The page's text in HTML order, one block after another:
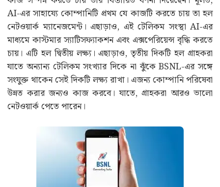
AI-এর সাহায্যে কোম্পানিটি প্রথম যে কাজটি করতে চায় তা হল
নেটওয়ার্ক ম্যানেজমেন্ট। এছাড়াও, এই টেলিকম সংস্থা AI-এর
মাধ্যমে কাস্টমার স্যাটিসফ্যাকশন এবং এক্সপেরিয়েন্স বৃদ্ধি করতে
চায়। এটি হল দ্বিতীয় লক্ষ্য। এছাড়াও, তৃতীয় দিকটি হল গ্রাহকরা
যাতে অন্যান্য টেলিকম সংখ্যার দিকে না ঝুঁকে BSNL-এর সঙ্গে
সংযুক্ত থাকেন সেই দিকটি লক্ষ্য রাখা। এজন্য কোম্পানি পরিষেবা
উন্নত করার জন্যও কাজ করবে। যাতে, গ্রাহকরা আরও ভালো
নেটওয়ার্ক পেতে পারেন।